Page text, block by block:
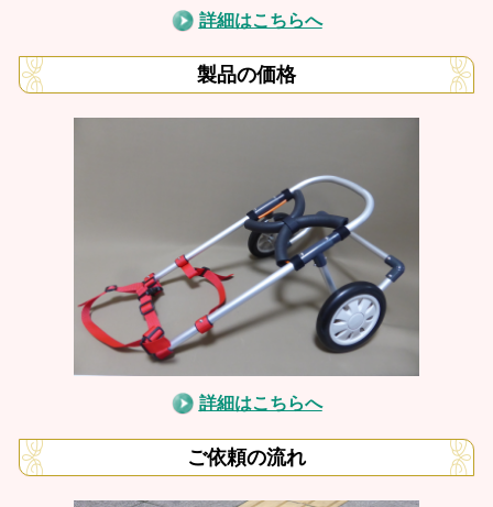
詳細はこちらへ
製品の価格
詳細はこちらへ
ご依頼の流れ